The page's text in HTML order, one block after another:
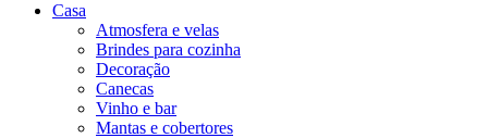
Casa
Atmosfera e velas
Brindes para cozinha
Decoração
Canecas
Vinho e bar
Mantas e cobertores